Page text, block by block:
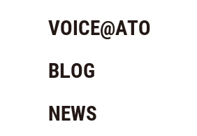
VOICE@ATO
BLOG
NEWS